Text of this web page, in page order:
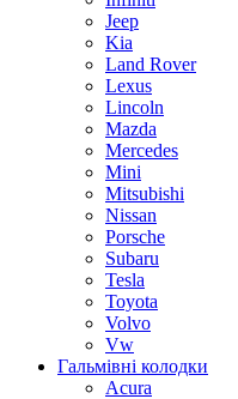
Jeep
Kia
Land Rover
Lexus
Lincoln
Mazda
Mercedes
Mini
Mitsubishi
Nissan
Porsche
Subaru
Tesla
Toyota
Volvo
Vw
Гальмівні колодки
Acura